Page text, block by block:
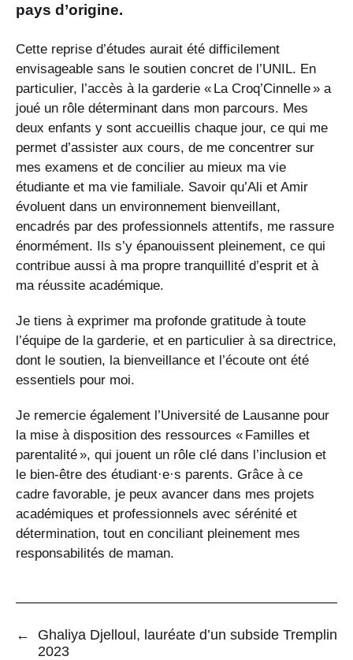
pays d’origine.
Cette reprise d’études aurait été difficilement
envisageable sans le soutien concret de l’UNIL. En
particulier, l’accès à la garderie « La Croq’Cinnelle » a
joué un rôle déterminant dans mon parcours. Mes
deux enfants y sont accueillis chaque jour, ce qui me
permet d’assister aux cours, de me concentrer sur
mes examens et de concilier au mieux ma vie
étudiante et ma vie familiale. Savoir qu’Ali et Amir
évoluent dans un environnement bienveillant,
encadrés par des professionnels attentifs, me rassure
énormément. Ils s’y épanouissent pleinement, ce qui
contribue aussi à ma propre tranquillité d’esprit et à
ma réussite académique.
Je tiens à exprimer ma profonde gratitude à toute
l’équipe de la garderie, et en particulier à sa directrice,
dont le soutien, la bienveillance et l’écoute ont été
essentiels pour moi.
Je remercie également l’Université de Lausanne pour
la mise à disposition des ressources « Familles et
parentalité », qui jouent un rôle clé dans l’inclusion et
le bien-être des étudiant·e·s parents. Grâce à ce
cadre favorable, je peux avancer dans mes projets
académiques et professionnels avec sérénité et
détermination, tout en conciliant pleinement mes
responsabilités de maman.
←
Ghaliya Djelloul, lauréate d’un subside Tremplin
2023